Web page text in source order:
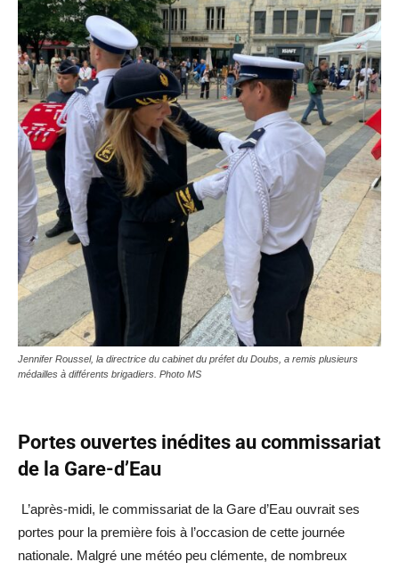
Jennifer Roussel, la directrice du cabinet du préfet du Doubs, a remis plusieurs
médailles à différents brigadiers. Photo MS
Portes ouvertes inédites au commissariat
de la Gare-d’Eau
L’après-midi, le commissariat de la Gare d’Eau ouvrait ses
portes pour la première fois à l’occasion de cette journée
nationale. Malgré une météo peu clémente, de nombreux